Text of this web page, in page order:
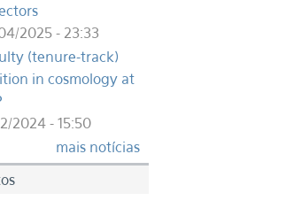
2025 - 23:33
(tenure-track)
in cosmology at
2024 - 15:50
mais notícias